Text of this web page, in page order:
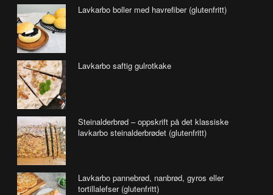
Lavkarbo boller med havrefiber (glutenfritt)
Lavkarbo saftig gulrotkake
Steinalderbrød – oppskrift på det klassiske
lavkarbo steinalderbrødet (glutenfritt)
Lavkarbo pannebrød, nanbrød, gyros eller
tortillalefser (glutenfritt)